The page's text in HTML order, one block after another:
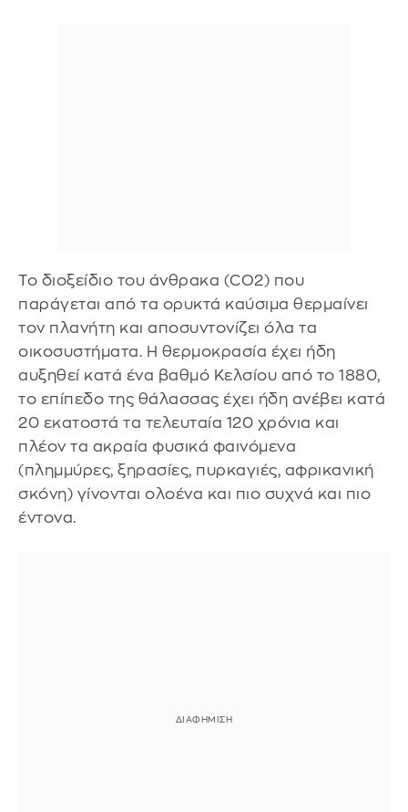
Το διοξείδιο του άνθρακα (CO2) που
παράγεται από τα ορυκτά καύσιμα θερμαίνει
τον πλανήτη και αποσυντονίζει όλα τα
οικοσυστήματα. Η θερμοκρασία έχει ήδη
αυξηθεί κατά ένα βαθμό Κελσίου από το 1880,
το επίπεδο της θάλασσας έχει ήδη ανέβει κατά
20 εκατοστά τα τελευταία 120 χρόνια και
πλέον τα ακραία φυσικά φαινόμενα
(πλημμύρες, ξηρασίες, πυρκαγιές, αφρικανική
σκόνη) γίνονται ολοένα και πιο συχνά και πιο
έντονα.